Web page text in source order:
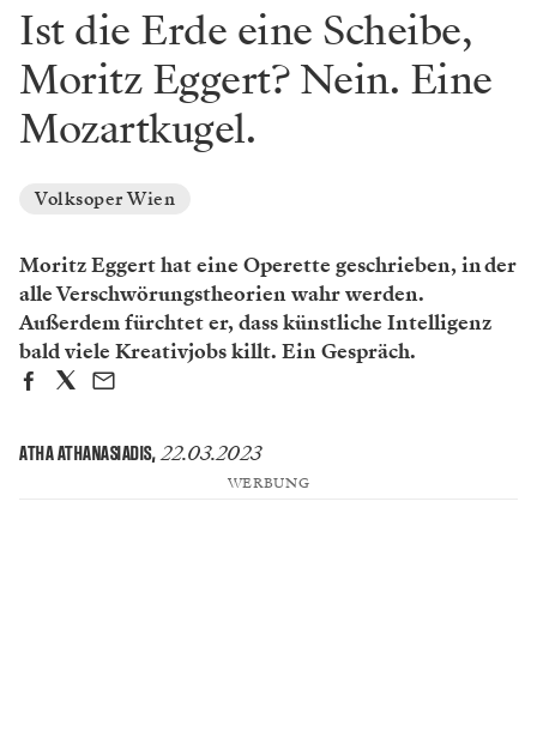
Ist die Erde eine Scheibe,
Moritz Eggert? Nein. Eine
Mozartkugel.
Volksoper Wien
Moritz Eggert hat eine Operette geschrieben, in der
alle Verschwörungstheorien wahr werden.
Außerdem fürchtet er, dass künstliche Intelligenz
bald viele Kreativjobs killt. Ein Gespräch.
ATHA ATHANASIADIS, 22.03.2023
WERBUNG